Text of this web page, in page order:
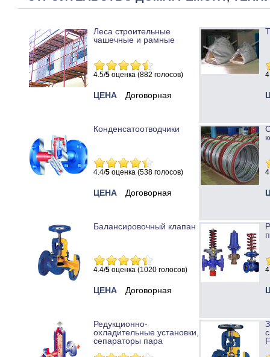
Леса строительные
чашечные и рамные
4.5/5 оценка (882 голосов)
ЦЕНА Договорная
Конденсатоотводчики
4.4/5 оценка (538 голосов)
ЦЕНА Договорная
Балансировочный клапан
4.4/5 оценка (1020 голосов)
ЦЕНА Договорная
Редукционно-
охладительные установки,
сепараторы пара